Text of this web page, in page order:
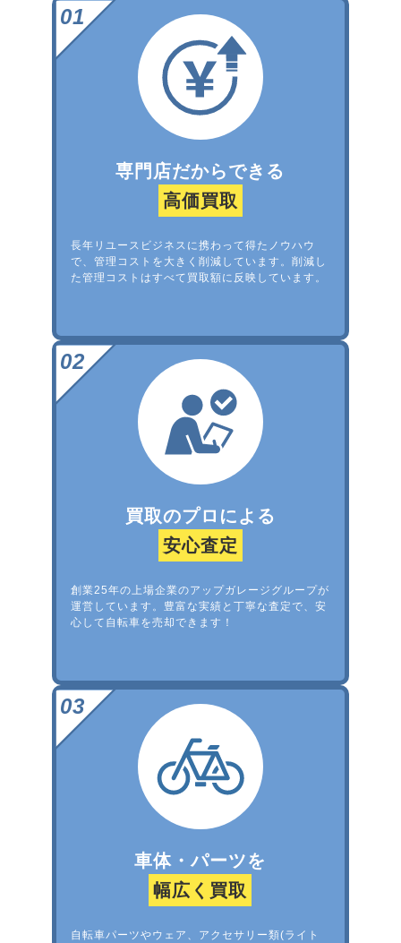
専門店だからできる
高価買取
長年リユースビジネスに携わって得たノウハウ
で、管理コストを大きく削減しています。削減し
た管理コストはすべて買取額に反映しています。
買取のプロによる
安心査定
創業25年の上場企業のアップガレージグループが
運営しています。豊富な実績と丁寧な査定で、安
心して自転車を売却できます！
車体・パーツを
幅広く買取
自転車パーツやウェア、アクセサリー類(ライト